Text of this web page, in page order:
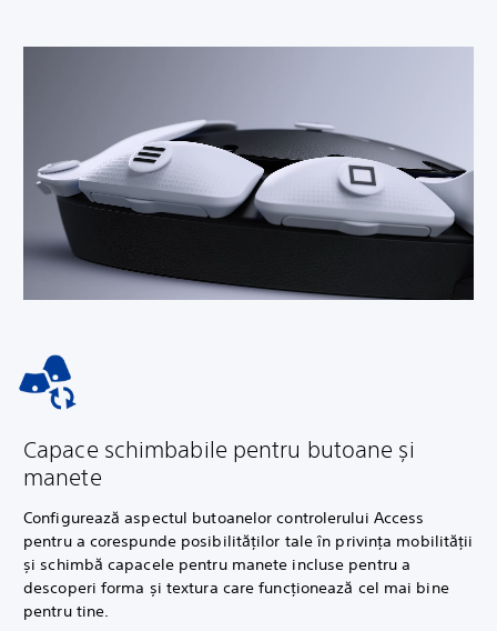
Capace schimbabile pentru butoane și
manete
Configurează aspectul butoanelor controlerului Access
pentru a corespunde posibilităților tale în privința mobilității
și schimbă capacele pentru manete incluse pentru a
descoperi forma și textura care funcționează cel mai bine
pentru tine.